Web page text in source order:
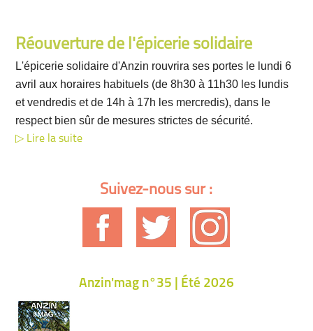
Réouverture de l'épicerie solidaire
L'épicerie solidaire d'Anzin rouvrira ses portes le lundi 6
avril aux horaires habituels (de 8h30 à 11h30 les lundis
et vendredis et de 14h à 17h les mercredis), dans le
respect bien sûr de mesures strictes de sécurité.
Lire la suite
Suivez-nous sur :
Anzin'mag n°35 | Été 2026